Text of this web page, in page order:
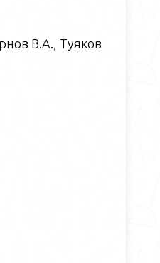
В.А., Туяков